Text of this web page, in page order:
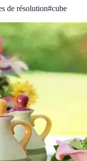
de résolution#cube